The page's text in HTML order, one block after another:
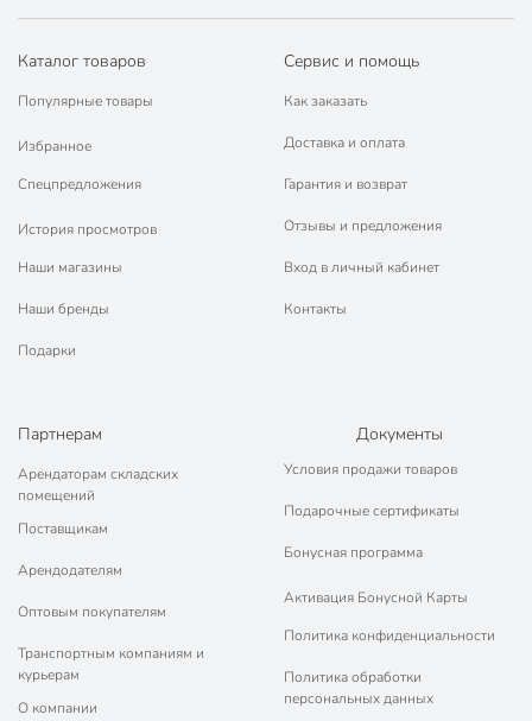
Каталог товаров
Популярные товары
Избранное
Спецпредложения
История просмотров
Наши магазины
Наши бренды
Подарки
Сервис и помощь
Как заказать
Доставка и оплата
Гарантия и возврат
Отзывы и предложения
Вход в личный кабинет
Контакты
Партнерам
Арендаторам складских
помещений
Поставщикам
Арендодателям
Оптовым покупателям
Транспортным компаниям и
курьерам
О компании
Документы
Условия продажи товаров
Подарочные сертификаты
Бонусная программа
Активация Бонусной Карты
Политика конфиденциальности
Политика обработки
персональных данных